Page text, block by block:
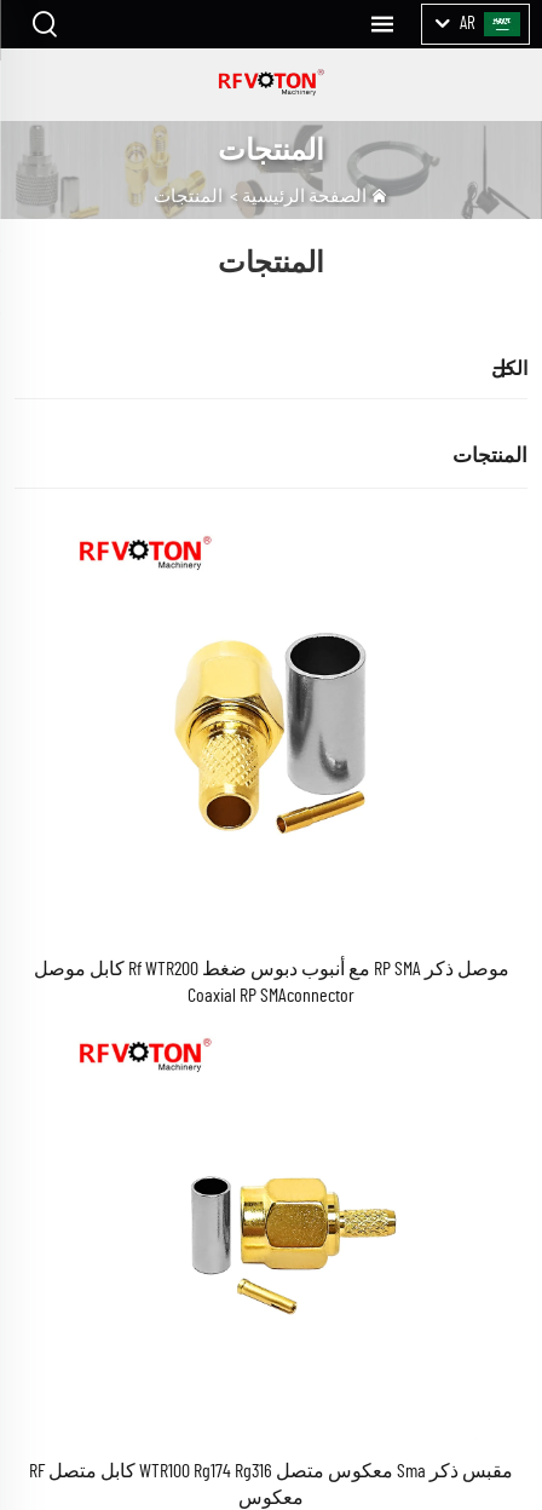
AR
المنتجات
الصفحة الرئيسية > المنتجات
المنتجات
الكل
المنتجات
موصل ذكر RP SMA مع أنبوب دبوس ضغط Rf WTR200 كابل موصل
Coaxial RP SMAconnector
مقبس ذكر Sma معكوس متصل WTR100 Rg174 Rg316 كابل متصل RF
معكوس